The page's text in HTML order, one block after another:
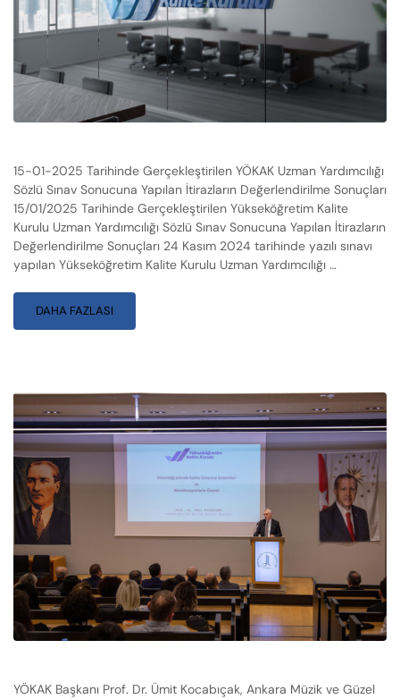
15-01-2025 Tarihinde Gerçekleştirilen YÖKAK Uzman Yardımcılığı
Sözlü Sınav Sonucuna Yapılan İtirazların Değerlendirilme Sonuçları
15/01/2025 Tarihinde Gerçekleştirilen Yükseköğretim Kalite
Kurulu Uzman Yardımcılığı Sözlü Sınav Sonucuna Yapılan İtirazların
Değerlendirilme Sonuçları 24 Kasım 2024 tarihinde yazılı sınavı
yapılan Yükseköğretim Kalite Kurulu Uzman Yardımcılığı …
DAHA FAZLASI
YÖKAK Başkanı Prof. Dr. Ümit Kocabıçak, Ankara Müzik ve Güzel